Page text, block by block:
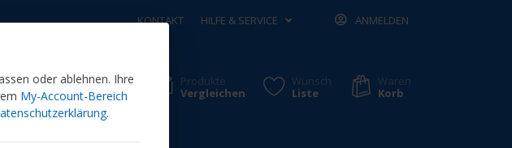
KONTAKT HILFE & SERVICE ANMELDEN
Produkte
Vergleichen
Wunsch
Liste
Waren
Korb
oder ablehnen. Ihre
My-Account-Bereich
.